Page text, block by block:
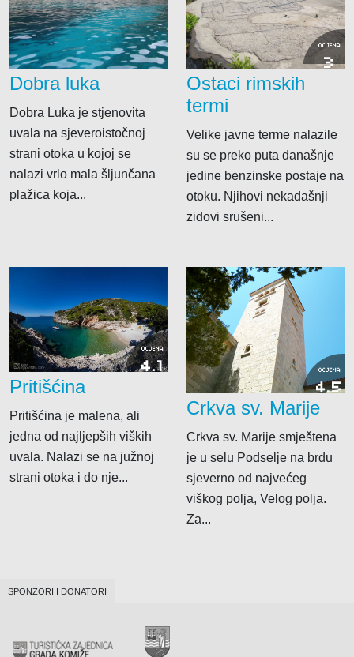
Dobra luka
Dobra Luka je stjenovita
uvala na sjeveroistočnoj
strani otoka u kojoj se
nalazi vrlo mala šljunčana
plažica koja...
OCJENA
3
Ostaci rimskih
termi
Velike javne terme nalazile
su se preko puta današnje
jedine benzinske postaje na
otoku. Njihovi nekadašnji
zidovi srušeni...
OCJENA
4.1
Pritišćina
Pritišćina je malena, ali
jedna od najljepših viških
uvala. Nalazi se na južnoj
strani otoka i do nje...
OCJENA
4.5
Crkva sv. Marije
Crkva sv. Marije smještena
je u selu Podselje na brdu
sjeverno od najvećeg
viškog polja, Velog polja.
Za...
SPONZORI I DONATORI